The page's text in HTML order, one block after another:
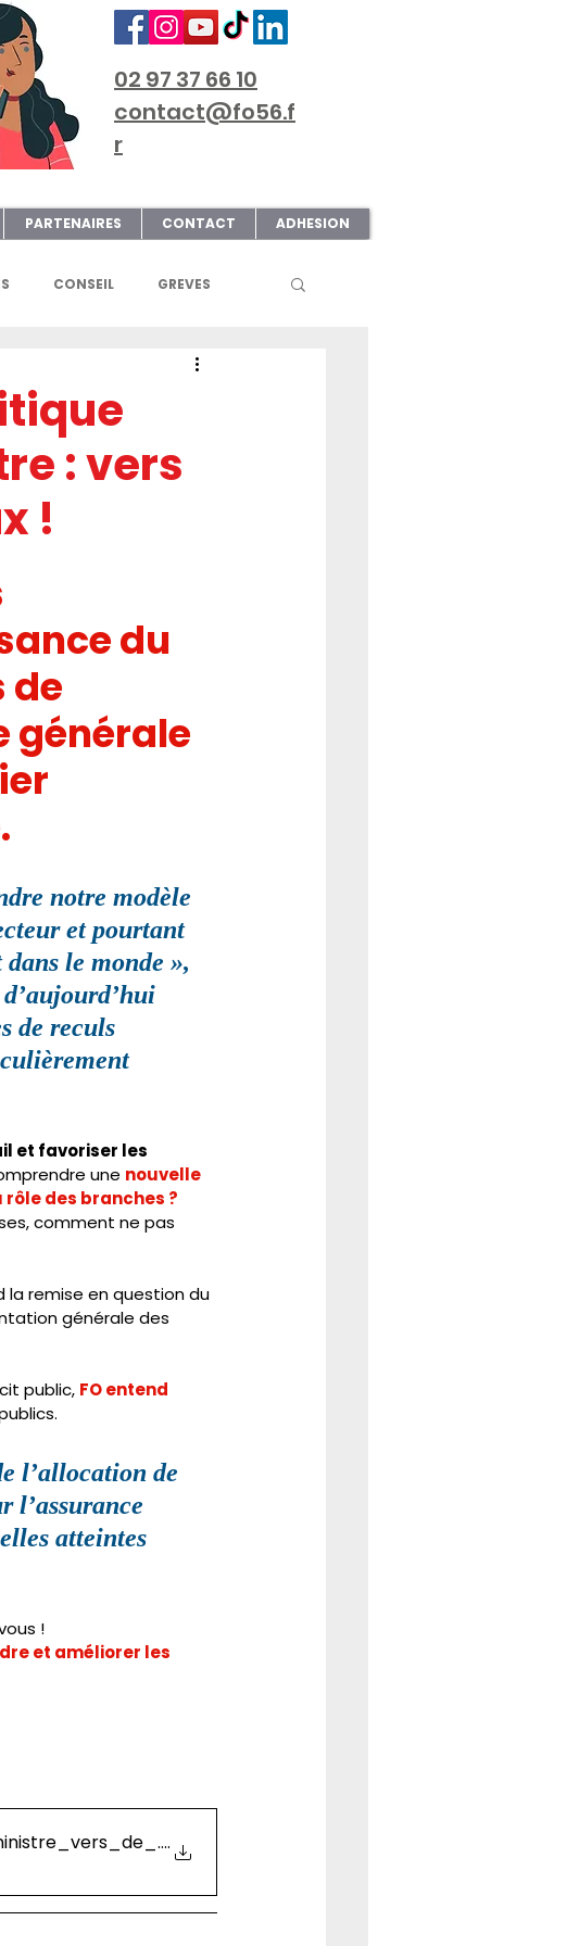
02 97 37 66 10
contact@fo56.f
r
PARTENAIRES CONTACT ADHESION
CONSEIL GREVES
ART & CULTURE
ELECTIONS
: vers
!
du
de
générale
notre modèle
et pourtant
le monde »,
de reculs
et favoriser les
une nouvelle
des branches ?
comment ne pas
la remise en question du
générale des
public, FO entend
l’allocation de
l’assurance
atteintes
!
et améliorer les
.